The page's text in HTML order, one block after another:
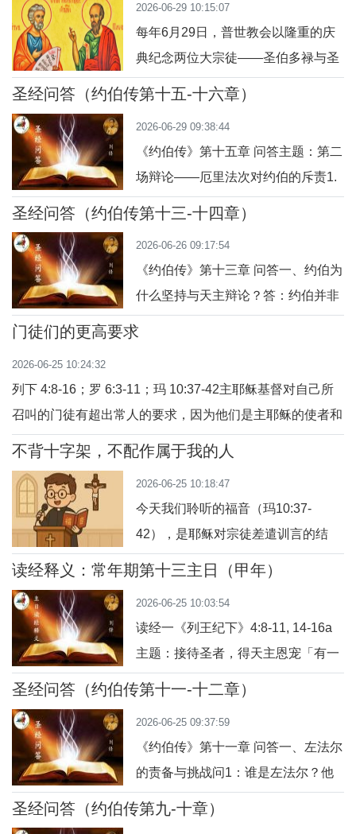
他如何看待自己的
墓似乎已经为他准备好（17:1），表
露出他深切的绝望。问2：约伯如何
看待身边的人对他的态度？答：他自
认成为别人的笑柄和羞辱的对象，甚
2026-06-29 10:15:07
每年6月29日，普世教会以隆重的庆
典纪念两位大宗徒——圣伯多禄与圣
保禄。教父们喜爱将他们比作支撑教
立的磐石，教会在其上奠基；保禄则
是蒙主特选的外邦宗徒，以脚步和书
信将福音传向万邦。本文将透过“启示
的信仰”“恩典的翻转”“差异中的合
以生命诠
圣经问答（约伯传第十五-十六章）
2026-06-29 09:38:44
《约伯传》第十五章 问答主题：第二
场辩论——厄里法次对约伯的斥责1.
问：谁是本章的发言者？他是约伯的
曼人厄里法次，是约伯三位朋友中最
年长、最早发言的朋友。这是他第二
次对约伯发言。2.问：厄里法次怎样
评价约伯的话语？答：厄里法次认为
洞无用
圣经问答（约伯传第十三-十四章）
2026-06-26 09:17:54
《约伯传》第十三章 问答一、约伯为
什么坚持与天主辩论？答：约伯并非
灵修中，这种态度体现了信德中的挣
扎与亲密——他并未放弃信赖天主，
而是在苦难中追寻祂的正义与慈悲。
门徒们的更高要求
2026-06-25 10:24:32
列下 4:8-16；罗 6:3-11；玛 10:37-42主耶稣基督对自己所
召叫的门徒有超出常人的要求，因为他们是主耶稣的使者和
福音的化身。在今天的主日福音中，我们一起聆听主耶稣对
的善行，接待天主的人，接受自己的福气。1、门徒的更高
要求天主子耶稣基督对自己特别拣选的门
不背十字架，不配作属于我的人
2026-06-25 10:18:47
今天我们聆听的福音（玛10:37-
42），是耶稣对宗徒差遣训言的结
尾。祂以一连串严峻的话，挑战门徒
我，不配作属于我的人；谁不背起自
己的十字架跟随我，不配作属于我的
人。”这是一段很强烈的语言，也是很
多人读来感到“不舒服”的段落。但若
的邀请——邀请
读经释义：常年期第十三主日（甲年）
2026-06-25 10:03:54
读经一《列王纪下》4:8-11, 14-16a
主题：接待圣者，得天主恩宠「有一
天，厄里叟路过叔能，曾有一位富贵
路过那里，总到她家里吃饭。」历史
背景：厄里叟是厄里亚先知的继承
人，活跃于以色列王国（北国）的大
约主前9世纪。叔能是以色列国中依
圣经问答（约伯传第十一-十二章）
2026-06-25 09:37:59
《约伯传》第十一章 问答一、左法尔
的责备与挑战问1：谁是左法尔？他
在本章中扮演什么角色？答：左法尔
圣经问答（约伯传第九-十章）